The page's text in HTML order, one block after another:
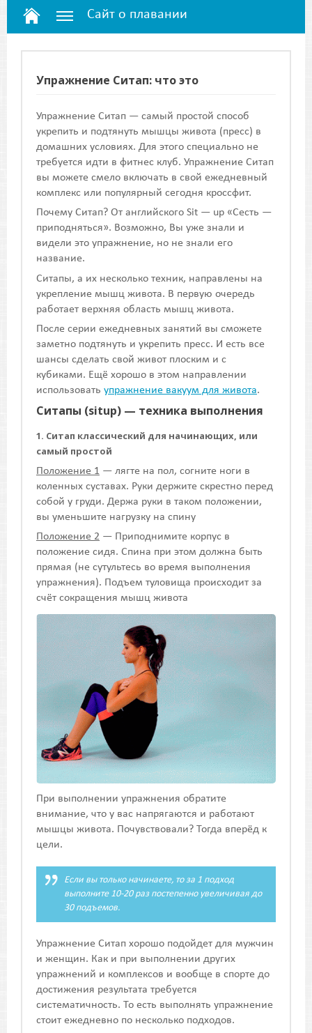
Сайт о плавании
Упражнение Ситап: что это
Упражнение Ситап — самый простой способ
укрепить и подтянуть мышцы живота (пресс) в
домашних условиях. Для этого специально не
требуется идти в фитнес клуб. Упражнение Ситап
вы можете смело включать в свой ежедневный
комплекс или популярный сегодня кроссфит.
Почему Ситап? От английского Sit — up «Сесть —
приподняться». Возможно, Вы уже знали и
видели это упражнение, но не знали его
название.
Ситапы, а их несколько техник, направлены на
укрепление мышц живота. В первую очередь
работает верхняя область мышц живота.
После серии ежедневных занятий вы сможете
заметно подтянуть и укрепить пресс. И есть все
шансы сделать свой живот плоским и с
кубиками. Ещё хорошо в этом направлении
использовать упражнение вакуум для живота.
Ситапы (situp) — техника выполнения
1. Ситап классический для начинающих, или
самый простой
Положение 1 — лягте на пол, согните ноги в
коленных суставах. Руки держите скрестно перед
собой у груди. Держа руки в таком положении,
вы уменьшите нагрузку на спину
Положение 2 — Приподнимите корпус в
положение сидя. Спина при этом должна быть
прямая (не сутультесь во время выполнения
упражнения). Подъем туловища происходит за
счёт сокращения мышц живота
При выполнении упражнения обратите
внимание, что у вас напрягаются и работают
мышцы живота. Почувствовали? Тогда вперёд к
цели.
Если вы только начинаете, то за 1 подход
выполните 10-20 раз постепенно увеличивая до
30 подъемов.
Упражнение Ситап хорошо подойдет для мужчин
и женщин. Как и при выполнении других
упражнений и комплексов и вообще в спорте до
достижения результата требуется
систематичность. То есть выполнять упражнение
стоит ежедневно по несколько подходов.